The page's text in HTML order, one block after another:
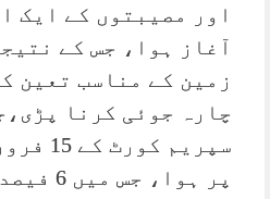
اور مصیبتوں کے ایک
آغاز ہوا، جس کے
زمین کے مناسب تعین
چارہ جوئی کرنا